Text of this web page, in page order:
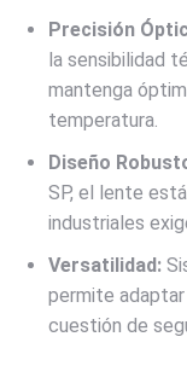
Precisión
la sensibilidad
mantenga
temperatura.
Diseño
SP, el lente
industriales
Versatilidad:
permite
cuestión de